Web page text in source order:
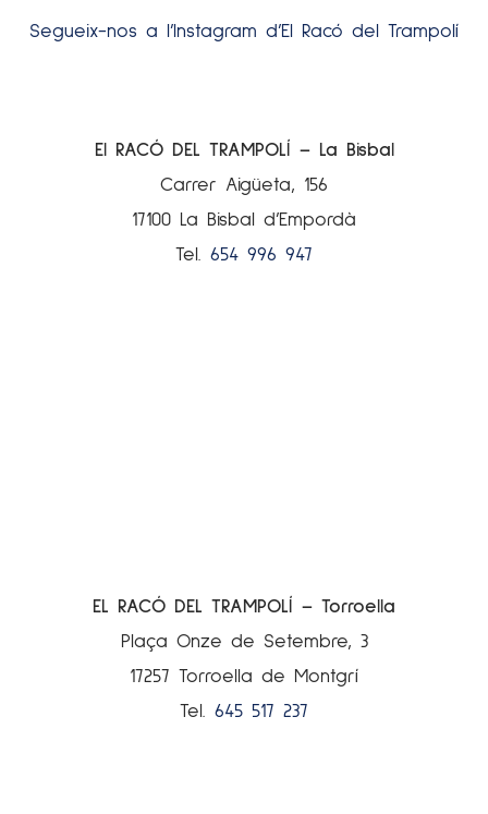
Segueix-nos a l’Instagram d’El Racó del Trampolí
El RACÓ DEL TRAMPOLÍ – La Bisbal
Carrer Aigüeta, 156
17100 La Bisbal d’Empordà
Tel. 654 996 947
EL RACÓ DEL TRAMPOLÍ – Torroella
Plaça Onze de Setembre, 3
17257 Torroella de Montgrí
Tel. 645 517 237